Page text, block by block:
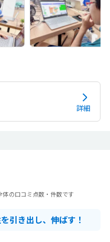
詳細
の口コミ点数・件数です
引き出し、伸ばす！